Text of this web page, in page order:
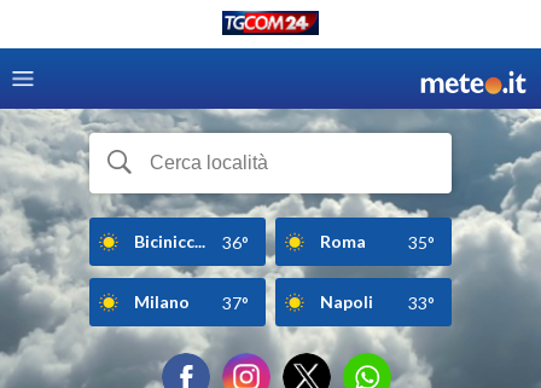
Bicinicc... 36° Roma 35°
Milano 37° Napoli 33°